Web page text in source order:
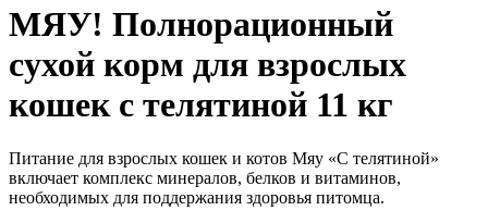
МЯУ! Полнорационный
сухой корм для взрослых
кошек с телятиной 11 кг
Питание для взрослых кошек и котов Мяу «С телятиной»
включает комплекс минералов, белков и витаминов,
необходимых для поддержания здоровья питомца.